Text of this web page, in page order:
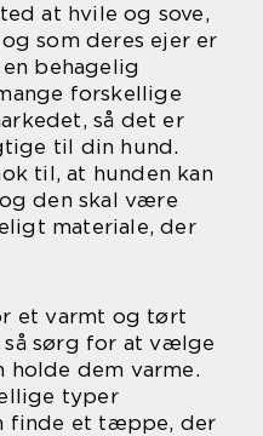
at hvile og sove,
som deres ejer er
behagelig
forskellige
så det er
til din hund.
til, at hunden kan
den skal være
materiale, der
et varmt og tørt
så sørg for at vælge
dem varme.
typer
finde et tæppe, der